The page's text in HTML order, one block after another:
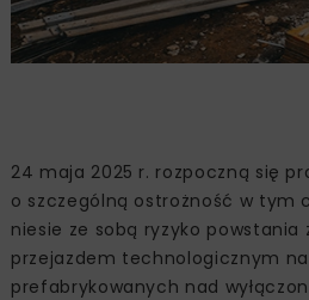
24 maja 2025 r. rozpoczną się
o szczególną ostrożność w tym
niesie ze sobą ryzyko
przejazdem technologicznym
prefabrykowanych nad